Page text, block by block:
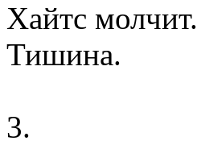
Хайтс молчит.
Тишина.
3.